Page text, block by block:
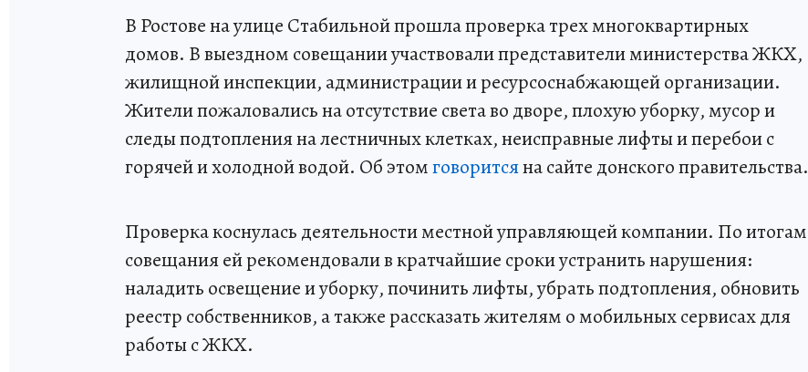
В Ростове на улице Стабильной прошла проверка трех многоквартирных
домов. В выездном совещании участвовали представители министерства ЖКХ,
жилищной инспекции, администрации и ресурсоснабжающей организации.
Жители пожаловались на отсутствие света во дворе, плохую уборку, мусор и
следы подтопления на лестничных клетках, неисправные лифты и перебои с
горячей и холодной водой. Об этомговоритсяна сайте донского правительства.
Проверка коснулась деятельности местной управляющей компании. По итогам
совещания ей рекомендовали в кратчайшие сроки устранить нарушения:
наладить освещение и уборку, починить лифты, убрать подтопления, обновить
реестр собственников, а также рассказать жителям о мобильных сервисах для
работы с ЖКХ.